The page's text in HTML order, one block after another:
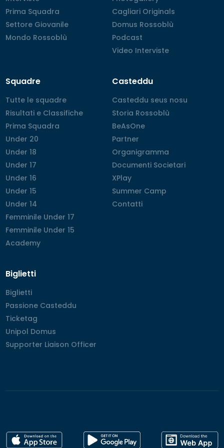
Prima Squadra
Prima Squadra
Settore Giovanile
Settore Giovanile
Mondo Rossoblù
Mondo Rossoblù
Cagliari Originals
Cagliari Originals
Domus Rossoblù
Domus Rossoblù
Podcast
Podcast
Video Interviste
Video Interviste
Squadre
Tutte le squadre
Tutte le squadre
Risultati e Classifiche
Risultati e Classifiche
Prima Squadra
Prima Squadra
Under 20
Under 20
Under 18
Under 18
Under 17
Under 17
Under 16
Under 16
Under 15
Under 15
Under 14
Under 14
Femminile Under 17
Femminile Under 17
Femminile Under 15
Femminile Under 15
Academy
Academy
Casteddu
Casteddu seus nosu
Casteddu seus nosu
Storia Rossoblù
Storia Rossoblù
BeAsOne
BeAsOne
Partner
Partner
Organigramma
Organigramma
Documenti Societari
Documenti Societari
XPlay
XPlay
Summer Camp
Summer Camp
Contatti
Contatti
Biglietti
Biglietti
Biglietti
Passione Casteddu
Passione Casteddu
Ticketag
Ticketag
Unipol Domus
Unipol Domus
Supporter Liaison Officer
Supporter Liaison Officer